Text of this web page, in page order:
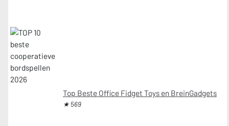
Top Beste Office Fidget Toys en BreinGadgets
★ 569